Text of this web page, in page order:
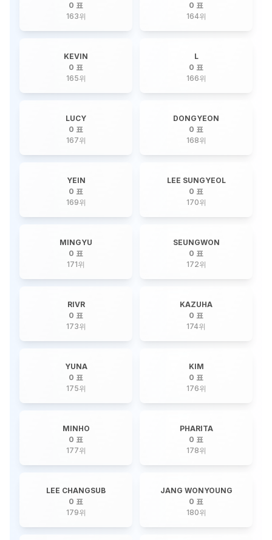
0 표
163위
0 표
164위
KEVIN
0 표
165위
L
0 표
166위
LUCY
0 표
167위
DONGYEON
0 표
168위
YEIN
0 표
169위
LEE SUNGYEOL
0 표
170위
MINGYU
0 표
171위
SEUNGWON
0 표
172위
RIVR
0 표
173위
KAZUHA
0 표
174위
YUNA
0 표
175위
KIM
0 표
176위
MINHO
0 표
177위
PHARITA
0 표
178위
LEE CHANGSUB
0 표
179위
JANG WONYOUNG
0 표
180위